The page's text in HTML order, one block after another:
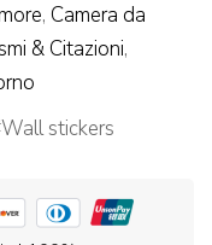
, Camera da
& Citazioni,
Wall stickers